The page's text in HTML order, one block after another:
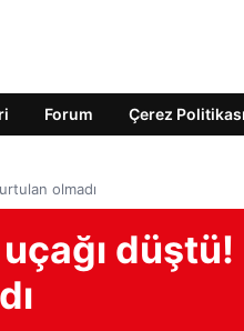
Forum Çerez Politikası
olmadı
düştü!